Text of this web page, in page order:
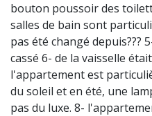
bouton poussoir des
salles de bain sont
pas été changé depuis???
cassé 6- de la vaisselle
l'appartement est
du soleil et en été, une
pas du luxe. 8-